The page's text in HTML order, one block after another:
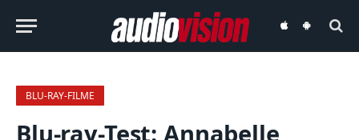
audiovisionaudiovision
BLU-RAY-FILME
Blu-ray-Test: Annabelle